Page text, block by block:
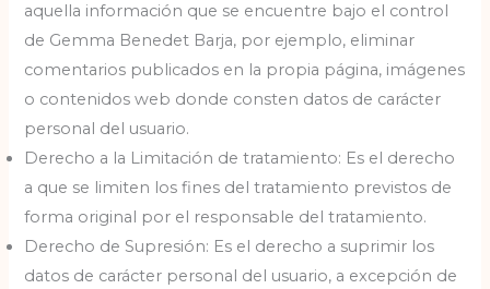
aquella información que se encuentre bajo el control
de Gemma Benedet Barja, por ejemplo, eliminar
comentarios publicados en la propia página, imágenes
o contenidos web donde consten datos de carácter
personal del usuario.
Derecho a la Limitación de tratamiento: Es el derecho
a que se limiten los fines del tratamiento previstos de
forma original por el responsable del tratamiento.
Derecho de Supresión: Es el derecho a suprimir los
datos de carácter personal del usuario, a excepción de